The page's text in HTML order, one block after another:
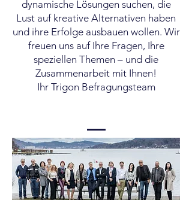
dynamische Lösungen suchen, die
Lust auf kreative Alternativen haben
und ihre Erfolge ausbauen wollen. Wir
freuen uns auf Ihre Fragen, Ihre
speziellen Themen – und die
Zusammenarbeit mit Ihnen!
Ihr Trigon Befragungsteam